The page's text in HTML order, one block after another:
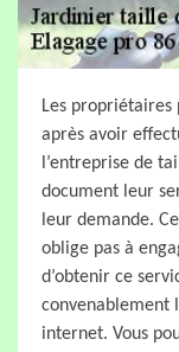
Les propriétaires
après avoir
l’entreprise de
document leur
leur demande.
oblige pas à
d’obtenir ce
convenablement
internet. Vous